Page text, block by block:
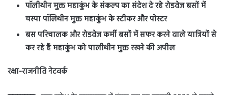
पॉलीथीन मुक्त महाकुंभ के संकल्प का संदेश दे रहे रोडवेज बसों में
चस्पा पॉलिथीन मुक्त महाकुंभ के स्टीकर और पोस्टर
बस परिचालक और रोडवेज कर्मी बसों में सफर करने वाले यात्रियों से
कर रहे हैं महाकुंभ को पालीथीन मुक्त रखने की अपील
रक्षा-राजनीति नेटवर्क